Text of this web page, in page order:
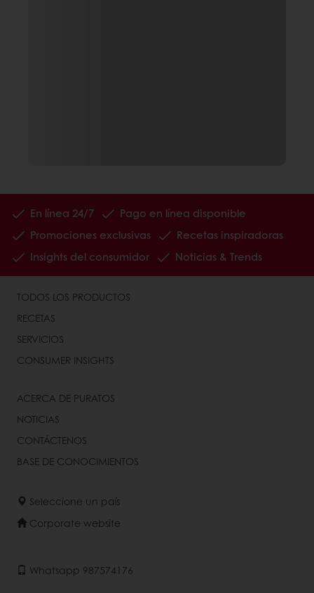
En línea 24/7
Pago en línea disponible
Promociones exclusivas
Recetas inspiradoras
Insights del consumidor
Noticias & Trends
TODOS LOS PRODUCTOS
RECETAS
SERVICIOS
CONSUMER INSIGHTS
ACERCA DE PURATOS
NOTICIAS
CONTÁCTENOS
BASE DE CONOCIMIENTOS
Seleccione un país
Corporate website
Whatsapp 987574176